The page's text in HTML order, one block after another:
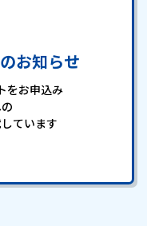
お知らせ
をお申込み
ています